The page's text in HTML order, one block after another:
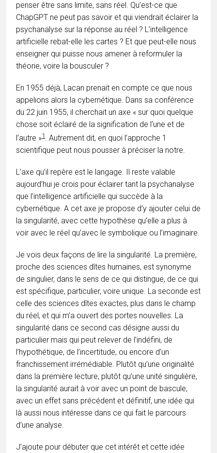
penser être sans limite, sans réel. Qu’est-ce que
ChapGPT ne peut pas savoir et qui viendrait éclairer la
psychanalyse sur la réponse au réel ? L’intelligence
artificielle rebat-elle les cartes ? Et que peut-elle nous
enseigner qui puisse nous amener à reformuler la
théorie, voire la bousculer ?
En 1955 déjà, Lacan prenait en compte ce que nous
appelions alors la cybernétique. Dans sa conférence
du 22 juin 1955, il cherchait un axe « sur quoi quelque
chose soit éclairé de la signification de l’une et de
l’autre »1. Autrement dit, en quoi l’approche 1
scientifique peut nous pousser à préciser la notre.
L’axe qu’il repère est le langage. Il reste valable
aujourd’hui je crois pour éclairer tant la psychanalyse
que l’intelligence artificielle qui succède à la
cybernétique. A cet axe je propose d’y ajouter celui de
la singularité, avec cette hypothèse qu’elle a plus à
voir avec le réel qu’avec le symbolique ou l’imaginaire.
Je vois deux façons de lire la singularité. La première,
proche des sciences dîtes humaines, est synonyme
de singulier, dans le sens de ce qui distingue, de ce qui
est spécifique, particulier, voire unique. La seconde est
celle des sciences dîtes exactes, plus dans le champ
du réel, et qui m’a ouvert des portes nouvelles. La
singularité dans ce second cas désigne aussi du
particulier mais qui peut relever de l’indéfini, de
l’hypothétique, de l’incertitude, ou encore d’un
franchissement irrémédiable. Plutôt qu’une originalité
dans la première lecture, plutôt qu’une unité singulière,
la singularité aurait à voir avec un point de bascule,
avec un effet sans précédent et définitif, une idée qui
là aussi nous intéresse dans ce qui fait le parcours
d’une analyse.
J’ajoute pour débuter que cet intérêt et cette idée